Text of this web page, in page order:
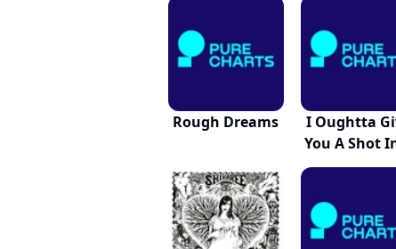
Rough Dreams
I Oughtta
You A Shot